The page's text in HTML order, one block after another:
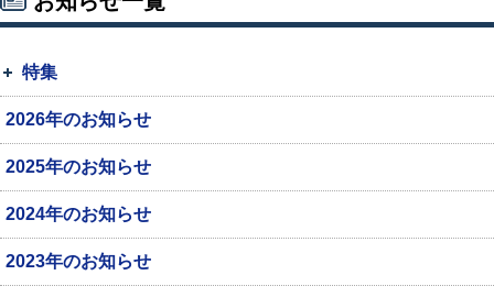
特集
2026年のお知らせ
2025年のお知らせ
2024年のお知らせ
2023年のお知らせ